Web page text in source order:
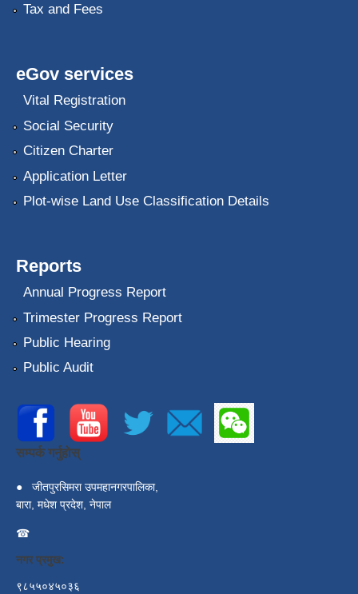
Tax and Fees
eGov services
Vital Registration
Social Security
Citizen Charter
Application Letter
Plot-wise Land Use Classification Details
Reports
Annual Progress Report
Trimester Progress Report
Public Hearing
Public Audit
सम्पर्क गर्नुहोस्
●
जीतपुरसिमरा उपमहानगरपालिका,
बारा, मधेश प्रदेश, नेपाल
☎
नगर प्रमुख:
९८५५०४५०३६